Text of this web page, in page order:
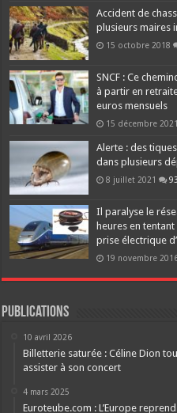
Accident de
plusieurs maires
15 octobre 2018
SNCF : Ce
à partir en
euros mensuels
15 décembre 2021
Alerte : des
dans plusieurs
8 juillet 2021 93
Il paralyse le
heures en
prise électrique
19 novembre
Publications
10 avril 2026
Billetterie saturée : Céline Dion
assister à son concert
4 mars 2025
Euroteube.com : L’Europe